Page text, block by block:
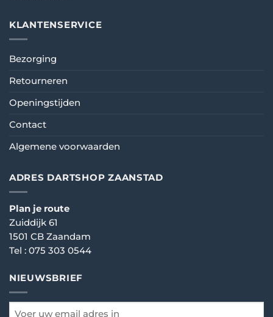
KLANTENSERVICE
Bezorging
Retourneren
Openingstijden
Contact
Algemene voorwaarden
ADRES DARTSHOP ZAANSTAD
Plan je route
Zuiddijk 61
1501 CB Zaandam
Tel : 075 303 0544
NIEUWSBRIEF
email